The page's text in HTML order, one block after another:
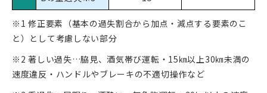
※1 修正要素（基本の過失割合から加点・減点する要素のこ
と）として考慮しない部分
※2 著しい過失…脇見、酒気帯び運転・15㎞以上30㎞未満の
速度違反・ハンドルやブレーキの不適切操作など